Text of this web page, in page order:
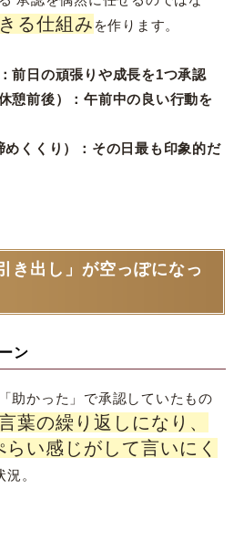
る仕組み を作ります。
前日の頑張りや成長を1つ承認
憩前後）：午前中の良い行動を
めくくり）：その日最も印象的だ
き出し」が空っぽになっ
ン
助かった」で承認していたもの
葉の繰り返しになり、
らい感じがして言いにく
。